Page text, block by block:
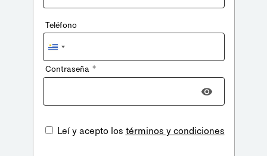
Teléfono
Uruguay
+598
Contraseña *
Leí y acepto los términos y condiciones